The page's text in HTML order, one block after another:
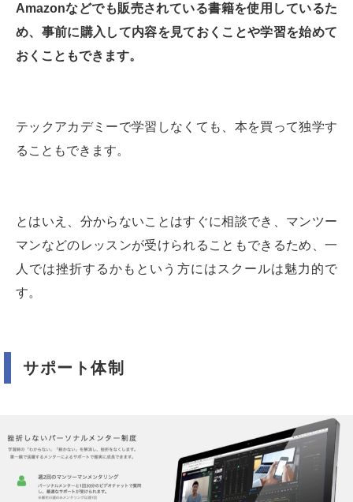
Amazonなどでも販売されている書籍を使用しているた
め、事前に購入して内容を見ておくことや学習を始めて
おくこともできます。
テックアカデミーで学習しなくても、本を買って独学す
ることもできます。
とはいえ、分からないことはすぐに相談でき、マンツー
マンなどのレッスンが受けられることもできるため、一
人では挫折するかもという方にはスクールは魅力的で
す。
サポート体制